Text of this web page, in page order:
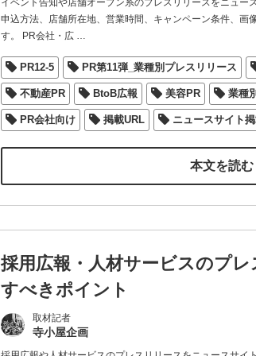
イベント告知や店舗オープン系のプレスリリースをニュー
申込方法、店舗所在地、営業時間、キャンペーン条件、画
す。 PR会社・広…
PR12-5 PR第11弾_業種別プレスリリース
不動産PR BtoB広報 美容PR 業種
PR会社向け 掲載URL ニュースサイト
本文を読む
採用広報・人材サービスのプ
すべきポイント
取材記者
寺小屋企画